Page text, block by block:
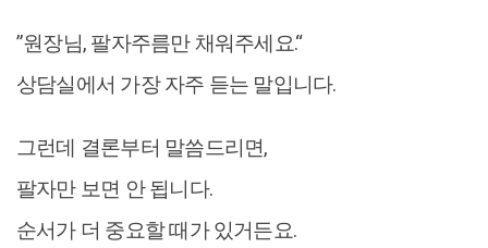
”원장님, 팔자주름만 채워주세요.“
상담실에서 가장 자주 듣는 말입니다.
그런데 결론부터 말씀드리면,
팔자만 보면 안 됩니다.
순서가 더 중요할 때가 있거든요.